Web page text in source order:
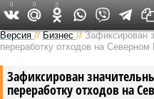
Версия на
Версия //Бизнес //Зафиксирован
переработку отходов на Северном
Зафиксирован
переработку отходов на
0 0 0